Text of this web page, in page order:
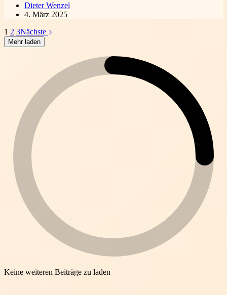
Dieter Wenzel
4. März 2025
1 2 3Nächste
Mehr laden
Keine weiteren Beiträge zu laden